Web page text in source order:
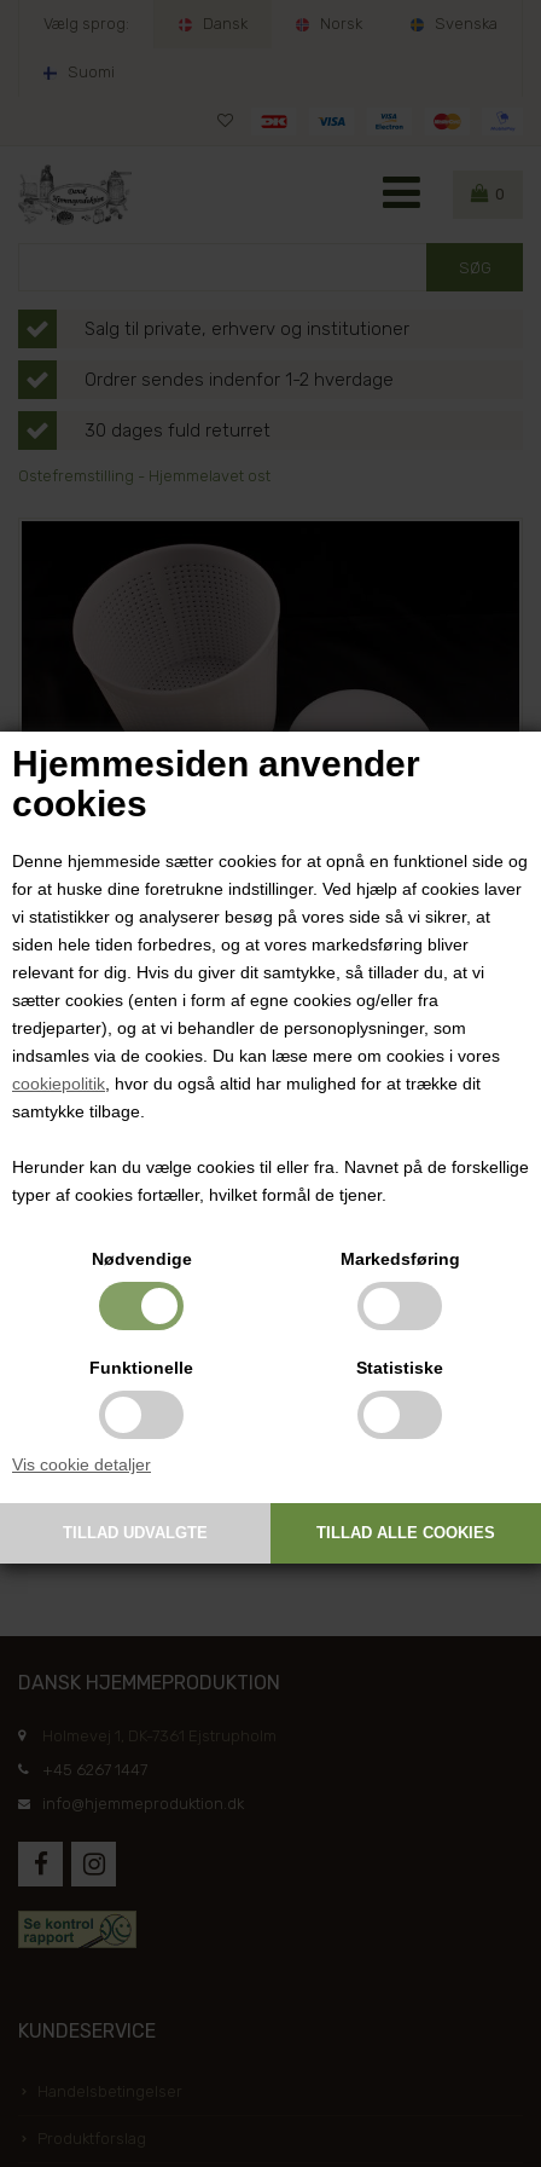
Hjemmesiden anvender
cookies
Denne hjemmeside sætter cookies for at opnå en funktionel side og
for at huske dine foretrukne indstillinger. Ved hjælp af cookies laver
vi statistikker og analyserer besøg på vores side så vi sikrer, at
siden hele tiden forbedres, og at vores markedsføring bliver
relevant for dig. Hvis du giver dit samtykke, så tillader du, at vi
sætter cookies (enten i form af egne cookies og/eller fra
tredjeparter), og at vi behandler de personoplysninger, som
indsamles via de cookies. Du kan læse mere om cookies i vores
cookiepolitik , hvor du også altid har mulighed for at trække dit
samtykke tilbage.
Herunder kan du vælge cookies til eller fra. Navnet på de forskellige
typer af cookies fortæller, hvilket formål de tjener.
Nødvendige Markedsføring
Funktionelle Statistiske
Vis cookie detaljer
Vælg sprog: Dansk Norsk Svenska
Suomi
0
Salg til private, erhverv og institutioner
Ordrer sendes indenfor 1-2 hverdage
30 dages fuld returret
Ostefremstilling - Hjemmelavet ost
Osteform med bund og låg til brie,
andre skimmeloste og mindre
faste oste. D: 14,5 cm. H:14 cm
Varenummer: 1198
196,00DKK
Stor rund osteform med bund med huller på siden og i bunden. Låg
Især anvendelig til brie, andre skimmeloste og mindre faste oste. Der
kan stå 2 forme i en afløbsbakke.
Mål:
cm for neden.
DANSK HJEMMEPRODUKTION
Holmevej 1, DK-7361 Ejstrupholm
+45 6267 1447
info@hjemmeproduktion.dk
KUNDESERVICE
Handelsbetingelser
Produktforslag